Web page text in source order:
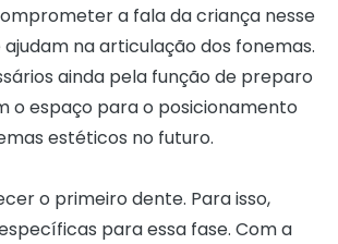
a fala da criança nesse
na articulação dos fonemas.
ainda pela função de preparo
o espaço para o posicionamento
estéticos no futuro.
o primeiro dente. Para isso,
para essa fase. Com a